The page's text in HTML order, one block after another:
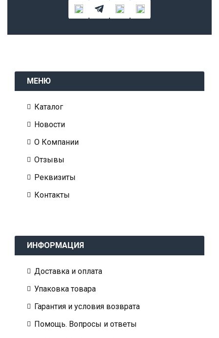
МЕНЮ
Каталог
Новости
О Компании
Отзывы
Реквизиты
Контакты
ИНФОРМАЦИЯ
Доставка и оплата
Упаковка товара
Гарантия и условия возврата
Помощь. Вопросы и ответы